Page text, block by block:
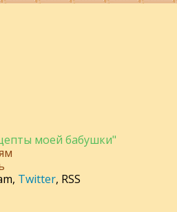
моей бабушки"
, Twitter, RSS